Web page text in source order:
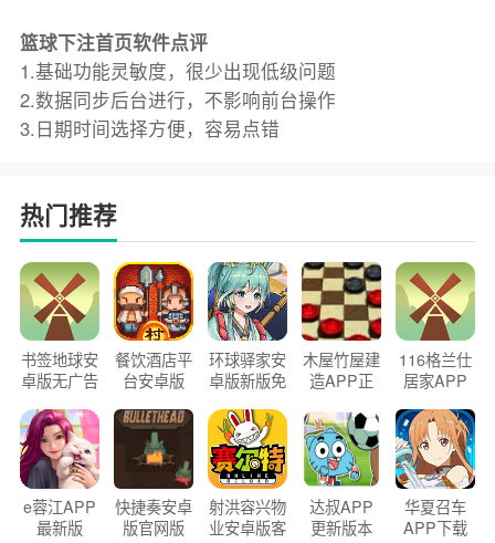
篮球下注首页软件点评
1.基础功能灵敏度，很少出现低级问题
2.数据同步后台进行，不影响前台操作
3.日期时间选择方便，容易点错
热门推荐
书签地球安
卓版无广告
餐饮酒店平
台安卓版
环球驿家安
卓版新版免
木屋竹屋建
造APP正
116格兰仕
居家APP
e蓉江APP
最新版
快捷奏安卓
版官网版
射洪容兴物
业安卓版客
达叔APP
更新版本
华夏召车
APP下载